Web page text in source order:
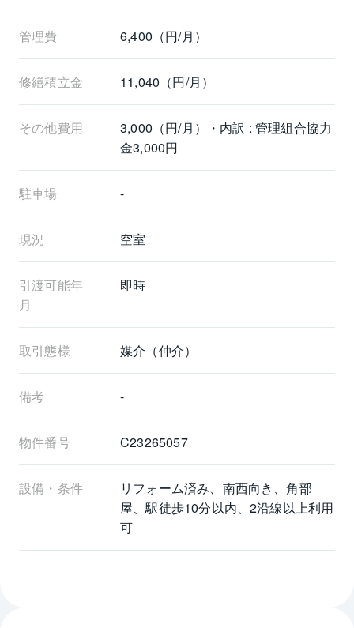
管理費 6,400（円/月）
修繕積立金 11,040（円/月）
その他費用
3,000（円/月）・内訳 : 管理組合協力
金3,000円
駐車場 -
現況 空室
引渡可能年
月
即時
取引態様 媒介（仲介）
備考 -
物件番号 C23265057
設備・条件
リフォーム済み、南西向き、角部
屋、駅徒歩10分以内、2沿線以上利用
可